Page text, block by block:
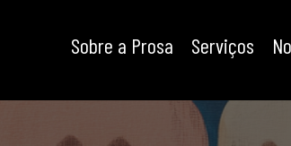
Sobre a Prosa Serviços